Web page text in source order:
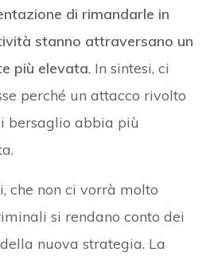
di rimandarle in
stanno attraversano un
più elevata. In sintesi, ci
perché un attacco rivolto
bersaglio abbia più
che non ci vorrà molto
si rendano conto dei
nuova strategia. La